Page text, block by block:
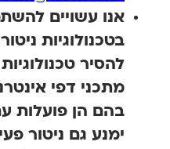
אנו עשויים
בטכנולוגיות ניטור
להסיר טכנולוגיות
מתכני דפי
בהם הן פועלות עם
ימנע גם ניטור